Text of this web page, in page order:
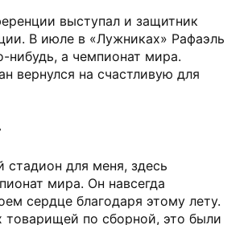
выступал и защитник
В июле в «Лужниках» Рафаэль
нибудь, а чемпионат мира.
вернулся на счастливую для
стадион для меня, здесь
мира. Он навсегда
сердце благодаря этому лету.
товарищей по сборной, это были